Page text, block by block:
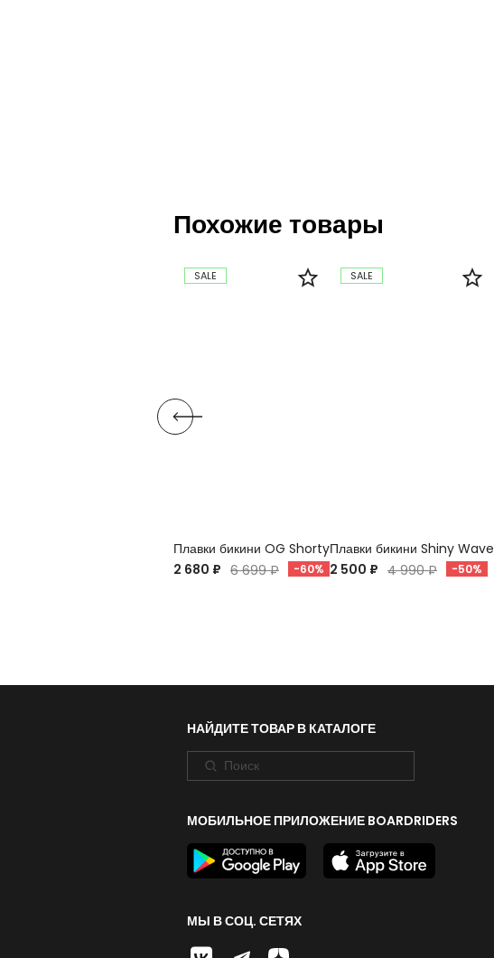
Похожие товары
SALE
Плавки бикини OG Shorty
2 680 ₽ 6 699 ₽ -60%
SALE
Плавки бикини Shiny Wave
2 500 ₽ 4 990 ₽ -50%
НАЙДИТЕ ТОВАР В КАТАЛОГЕ
МОБИЛЬНОЕ ПРИЛОЖЕНИЕ BOARDRIDERS
МЫ В СОЦ. СЕТЯХ